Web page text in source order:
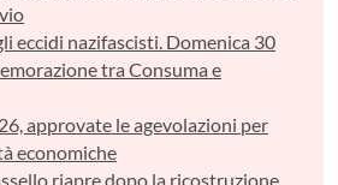
eccidi nazifascisti. Domenica 30
tra Consuma e
approvate le agevolazioni per
economiche
riapre dopo la ricostruzione.